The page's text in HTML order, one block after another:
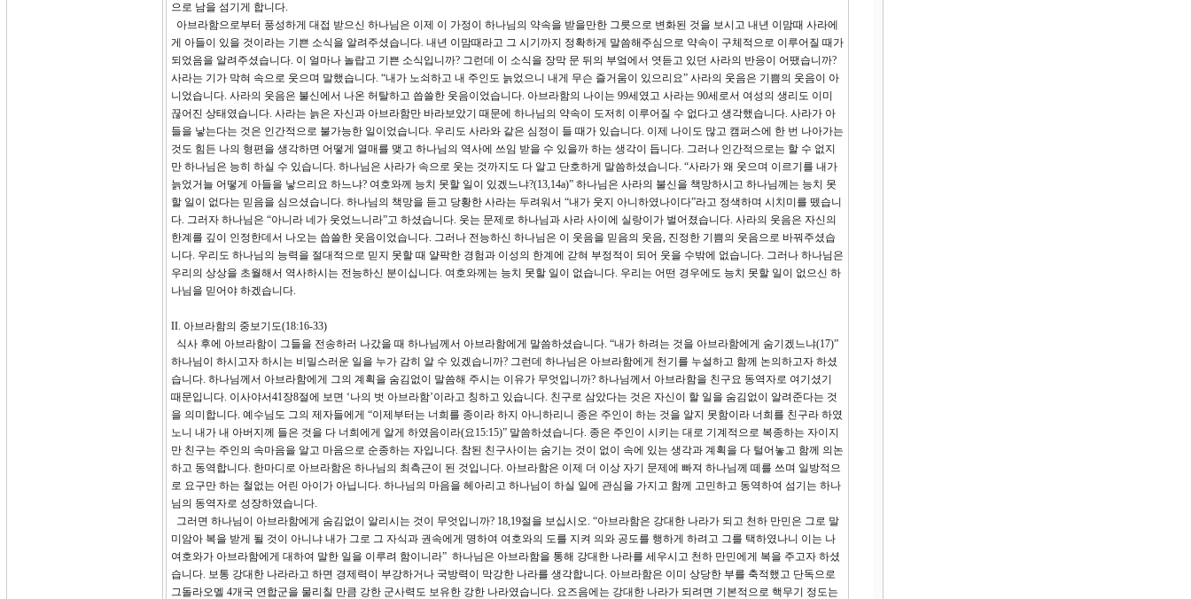
으로 남을 섬기게 합니다.
아브라함으로부터 풍성하게 대접 받으신 하나님은 이제 이 가정이 하나님의 약속을 받을만한 그릇으로 변화된 것을 보시고 내년 이맘때 사라에
게 아들이 있을 것이라는 기쁜 소식을 알려주셨습니다. 내년 이맘때라고 그 시기까지 정확하게 말씀해주심으로 약속이 구체적으로 이루어질 때가
되었음을 알려주셨습니다. 이 얼마나 놀랍고 기쁜 소식입니까? 그런데 이 소식을 장막 문 뒤의 부엌에서 엿듣고 있던 사라의 반응이 어땠습니까?
사라는 기가 막혀 속으로 웃으며 말했습니다. “내가 노쇠하고 내 주인도 늙었으니 내게 무슨 즐거움이 있으리요” 사라의 웃음은 기쁨의 웃음이 아
니었습니다. 사라의 웃음은 불신에서 나온 허탈하고 씁쓸한 웃음이었습니다. 아브라함의 나이는 99세였고 사라는 90세로서 여성의 생리도 이미
끊어진 상태였습니다. 사라는 늙은 자신과 아브라함만 바라보았기 때문에 하나님의 약속이 도저히 이루어질 수 없다고 생각했습니다. 사라가 아
들을 낳는다는 것은 인간적으로 불가능한 일이었습니다. 우리도 사라와 같은 심정이 들 때가 있습니다. 이제 나이도 많고 캠퍼스에 한 번 나아가는
것도 힘든 나의 형편을 생각하면 어떻게 열매를 맺고 하나님의 역사에 쓰임 받을 수 있을까 하는 생각이 듭니다. 그러나 인간적으로는 할 수 없지
만 하나님은 능히 하실 수 있습니다. 하나님은 사라가 속으로 웃는 것까지도 다 알고 단호하게 말씀하셨습니다. “사라가 왜 웃으며 이르기를 내가
늙었거늘 어떻게 아들을 낳으리요 하느냐? 여호와께 능치 못할 일이 있겠느냐?(13,14a)” 하나님은 사라의 불신을 책망하시고 하나님께는 능치 못
할 일이 없다는 믿음을 심으셨습니다. 하나님의 책망을 듣고 당황한 사라는 두려워서 “내가 웃지 아니하였나이다”라고 정색하며 시치미를 뗐습니
다. 그러자 하나님은 “아니라 네가 웃었느니라”고 하셨습니다. 웃는 문제로 하나님과 사라 사이에 실랑이가 벌어졌습니다. 사라의 웃음은 자신의
한계를 깊이 인정한데서 나오는 씁쓸한 웃음이었습니다. 그러나 전능하신 하나님은 이 웃음을 믿음의 웃음, 진정한 기쁨의 웃음으로 바꿔주셨습
니다. 우리도 하나님의 능력을 절대적으로 믿지 못할 때 얄팍한 경험과 이성의 한계에 갇혀 부정적이 되어 웃을 수밖에 없습니다. 그러나 하나님은
우리의 상상을 초월해서 역사하시는 전능하신 분이십니다. 여호와께는 능치 못할 일이 없습니다. 우리는 어떤 경우에도 능치 못할 일이 없으신 하
나님을 믿어야 하겠습니다.
II. 아브라함의 중보기도(18:16-33)
식사 후에 아브라함이 그들을 전송하러 나갔을 때 하나님께서 아브라함에게 말씀하셨습니다. “내가 하려는 것을 아브라함에게 숨기겠느냐(17)”
하나님이 하시고자 하시는 비밀스러운 일을 누가 감히 알 수 있겠습니까? 그런데 하나님은 아브라함에게 천기를 누설하고 함께 논의하고자 하셨
습니다. 하나님께서 아브라함에게 그의 계획을 숨김없이 말씀해 주시는 이유가 무엇입니까? 하나님께서 아브라함을 친구요 동역자로 여기셨기
때문입니다. 이사야서41장8절에 보면 ‘나의 벗 아브라함’이라고 칭하고 있습니다. 친구로 삼았다는 것은 자신이 할 일을 숨김없이 알려준다는 것
을 의미합니다. 예수님도 그의 제자들에게 “이제부터는 너희를 종이라 하지 아니하리니 종은 주인이 하는 것을 알지 못함이라 너희를 친구라 하였
노니 내가 내 아버지께 들은 것을 다 너희에게 알게 하였음이라(요15:15)” 말씀하셨습니다. 종은 주인이 시키는 대로 기계적으로 복종하는 자이지
만 친구는 주인의 속마음을 알고 마음으로 순종하는 자입니다. 참된 친구사이는 숨기는 것이 없이 속에 있는 생각과 계획을 다 털어놓고 함께 의논
하고 동역합니다. 한마디로 아브라함은 하나님의 최측근이 된 것입니다. 아브라함은 이제 더 이상 자기 문제에 빠져 하나님께 떼를 쓰며 일방적으
로 요구만 하는 철없는 어린 아이가 아닙니다. 하나님의 마음을 헤아리고 하나님이 하실 일에 관심을 가지고 함께 고민하고 동역하여 섬기는 하나
님의 동역자로 성장하였습니다.
그러면 하나님이 아브라함에게 숨김없이 알리시는 것이 무엇입니까? 18,19절을 보십시오. “아브라함은 강대한 나라가 되고 천하 만민은 그로 말
미암아 복을 받게 될 것이 아니냐 내가 그로 그 자식과 권속에게 명하여 여호와의 도를 지켜 의와 공도를 행하게 하려고 그를 택하였나니 이는 나
여호와가 아브라함에게 대하여 말한 일을 이루려 함이니라” 하나님은 아브라함을 통해 강대한 나라를 세우시고 천하 만민에게 복을 주고자 하셨
습니다. 보통 강대한 나라라고 하면 경제력이 부강하거나 국방력이 막강한 나라를 생각합니다. 아브라함은 이미 상당한 부를 축적했고 단독으로
그돌라오멜 4개국 연합군을 물리칠 만큼 강한 군사력도 보유한 강한 나라였습니다. 요즈음에는 강대한 나라가 되려면 기본적으로 핵무기 정도는